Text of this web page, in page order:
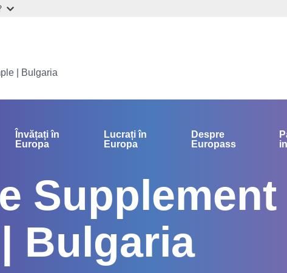
| Bulgaria
Învățați în
Europa
Lucrați în
Europa
Despre
Europass
Supplement
Bulgaria